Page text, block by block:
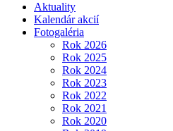
Aktuality
Kalendár akcií
Fotogaléria
Rok 2026
Rok 2025
Rok 2024
Rok 2023
Rok 2022
Rok 2021
Rok 2020